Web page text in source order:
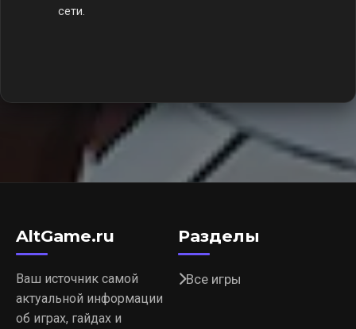
сети.
AltGame.ru
Ваш источник самой
актуальной информации
об играх, гайдах и
Разделы
Все игры